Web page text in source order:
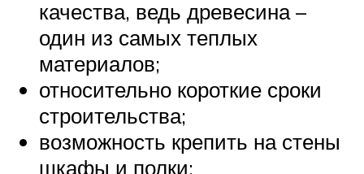
качества, ведь древесина –
один из самых теплых
материалов;
относительно короткие сроки
строительства;
возможность крепить на стены
шкафы и полки;